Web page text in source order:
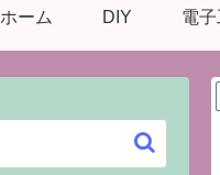
ホーム DIY 電